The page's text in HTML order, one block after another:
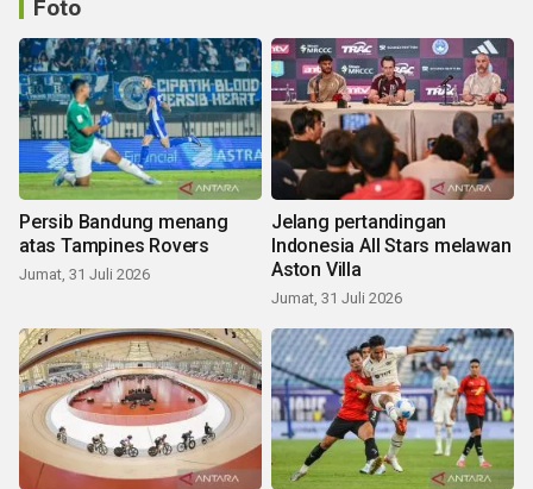
Foto
Persib Bandung menang
atas Tampines Rovers
Jumat, 31 Juli 2026
Jelang pertandingan
Indonesia All Stars melawan
Aston Villa
Jumat, 31 Juli 2026